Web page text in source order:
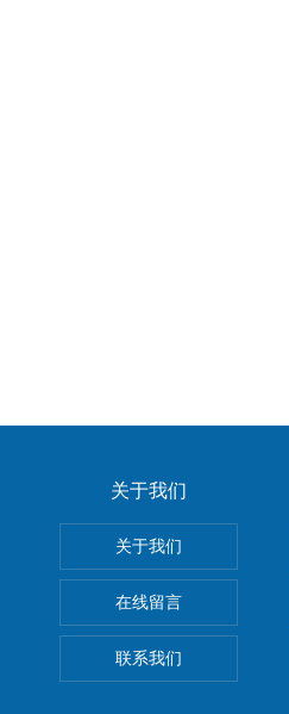
关于我们
关于我们
在线留言
联系我们